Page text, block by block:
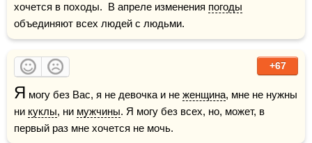
хочется в походы.  В апреле изменения погоды
объединяют всех людей с людьми.
+67
Я могу без Вас, я не девочка и не женщина, мне не нужны
ни куклы, ни мужчины. Я могу без всех, но, может, в
первый раз мне хочется не мочь.